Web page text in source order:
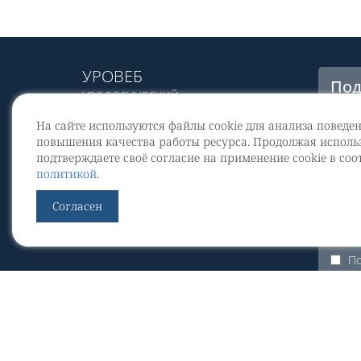
На сайте используются файлы cookie для анализа
повышения качества работы ресурса. Продолжая
подтверждаете своё согласие на применение cookie в
политикой.
Согласен
УРОВЕБ
УРОЛОГИЧЕСКИЙ
© 2002 - 2026
МЕДИАКИТ 2023